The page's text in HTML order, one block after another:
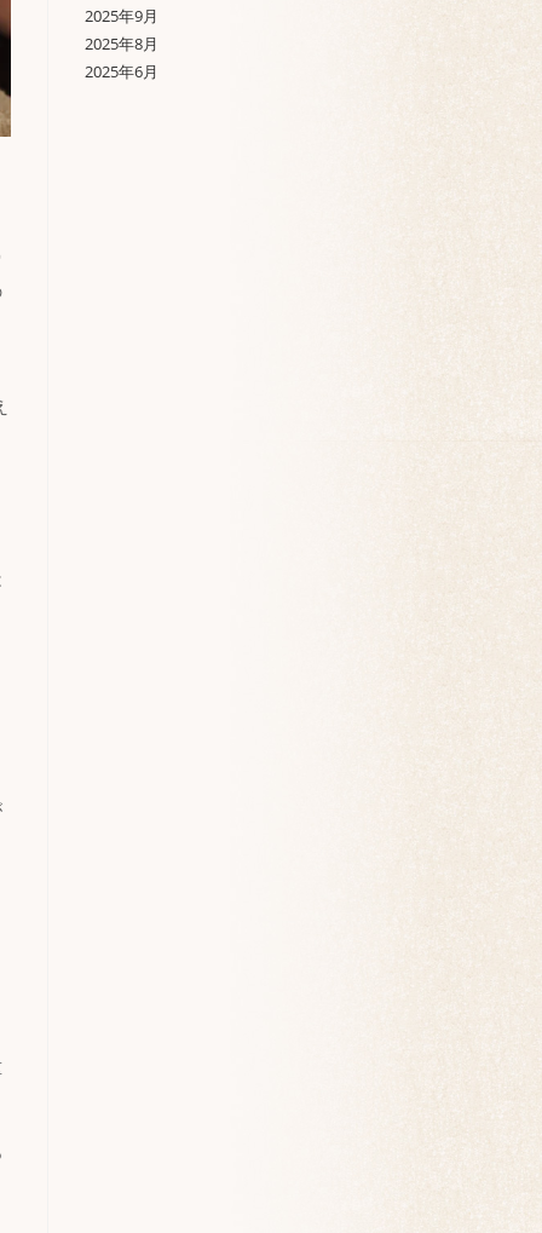
2025年9月
2025年8月
2025年6月